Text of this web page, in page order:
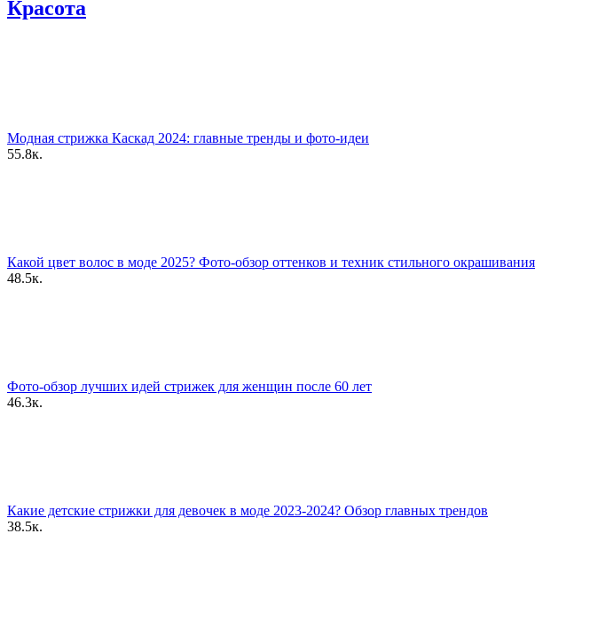
Красота
Модная стрижка Каскад 2024: главные тренды и фото-идеи
55.8к.
Какой цвет волос в моде 2025? Фото-обзор оттенков и техник стильного окрашивания
48.5к.
Фото-обзор лучших идей стрижек для женщин после 60 лет
46.3к.
Какие детские стрижки для девочек в моде 2023-2024? Обзор главных трендов
38.5к.